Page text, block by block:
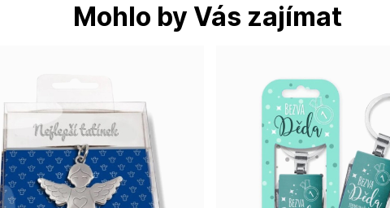
Mohlo by Vás zajímat